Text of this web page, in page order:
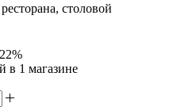
столовой
в 1 магазине